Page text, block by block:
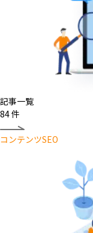
記事一覧
84件
コンテンツSEO